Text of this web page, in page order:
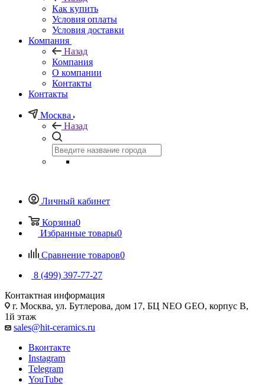
Как купить
Условия оплаты
Условия доставки
Компания
Назад
Компания
О компании
Контакты
Контакты
Москва
Назад
Личный кабинет
Корзина0
Избранные товары0
Сравнение товаров0
8 (499) 397-77-27
Контактная информация
г. Москва, ул. Бутлерова, дом 17, БЦ NEO GEO, корпус В,
1й этаж
sales@hit-ceramics.ru
Вконтакте
Instagram
Telegram
YouTube